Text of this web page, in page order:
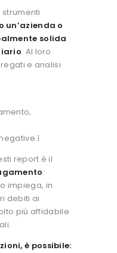
un’azienda o
solida
. Al loro
e analisi
report è il
:
impiega, in
debiti ai
più affidabile
è possibile: